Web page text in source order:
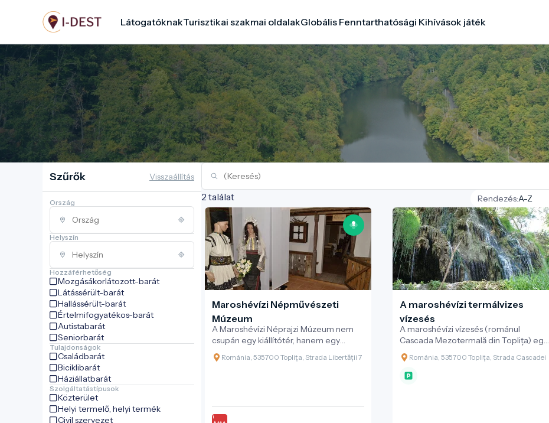
tartalomra
LátogatóknakTurisztikai szakmai oldalakGlobális Fenntarthatósági Kihívások játék
Szűrők Visszaállítás
Ország
Helyszín
Hozzáférhetőség
Mozgásákorlátozott-barát
Látássérült-barát
Hallássérült-barát
Értelmifogyatékos-barát
Autistabarát
Seniorbarát
Tulajdonságok
Családbarát
Biciklibarát
Háziállatbarát
Szolgáltatástípusok
Közterület
Helyi termelő, helyi termék
Civil szervezet
2 találat Rendezés:
Maroshévízi Népművészeti
Múzeum
A Maroshévízi Néprajzi Múzeum nem
csupán egy kiállítótér, hanem egy
időutazás, amely a helyi közösség
múltját, hétköznapjait és ünnepeit tárja
és szorosan együttműködik a „Rapsodia
Călimanilor” népi együttessel, hogy
Románia, 535700 Toplița, Strada Libertății 7
A maroshévízi termálvizes
vízesés
A maroshévízi vízesés (románul
Cascada Mezotermală din Toplița) egy
különleges, mésztufa-képződményes
termálvízesés, amely Maroshévíz város
egyik legszebb természeti
Románia, 535700 Toplița, Strada Cascadei